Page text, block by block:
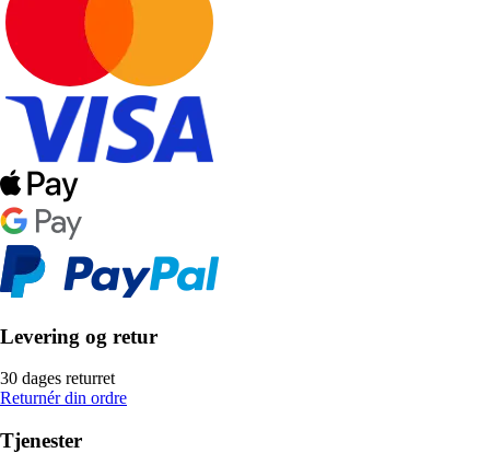
Levering og retur
30 dages returret
Returnér din ordre
Tjenester